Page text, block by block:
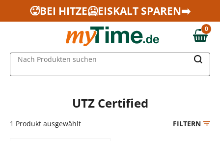
Zum Hauptinhalt springen
Zur Navigation springen
Zur Suche springen
🥵BEI HITZE🥶EISKALT SPAREN➡️
0,00 €
0
Nach Produkten suchen
UTZ Certified
1 Produkt ausgewählt FILTERN